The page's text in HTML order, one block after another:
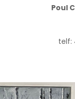
Poul
telf: